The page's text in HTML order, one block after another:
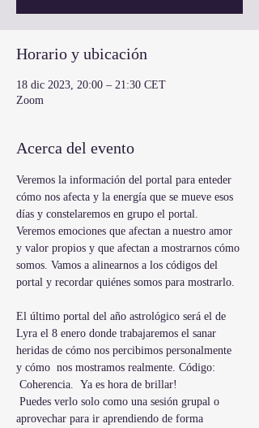
Horario y ubicación
18 dic 2023, 20:00 – 21:30 CET
Zoom
Acerca del evento
Veremos la información del portal para enteder
cómo nos afecta y la energía que se mueve esos
días y constelaremos en grupo el portal.
Veremos emociones que afectan a nuestro amor
y valor propios y que afectan a mostrarnos cómo
somos. Vamos a alinearnos a los códigos del
portal y recordar quiénes somos para mostrarlo.
El último portal del año astrológico será el de
Lyra el 8 enero donde trabajaremos el sanar
heridas de cómo nos percibimos personalmente
y cómo  nos mostramos realmente. Código:
Coherencia.  Ya es hora de brillar!
Puedes verlo solo como una sesión grupal o
aprovechar para ir aprendiendo de forma